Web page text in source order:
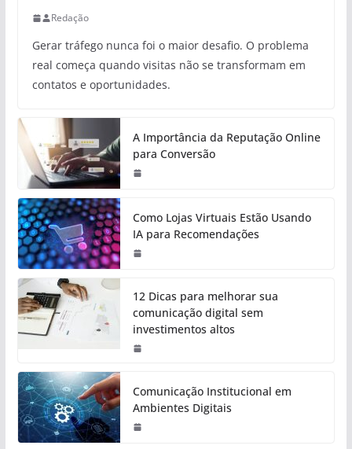
Redação
Gerar tráfego nunca foi o maior desafio. O problema
real começa quando visitas não se transformam em
contatos e oportunidades.
A Importância da Reputação Online
para Conversão
Como Lojas Virtuais Estão Usando
IA para Recomendações
12 Dicas para melhorar sua
comunicação digital sem
investimentos altos
Comunicação Institucional em
Ambientes Digitais